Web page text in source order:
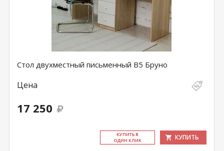
Стол двухместный письменный В5 Бруно
Цена
17 250
КУ­ПИТЬ В
ОДИН КЛИК
КУПИТЬ